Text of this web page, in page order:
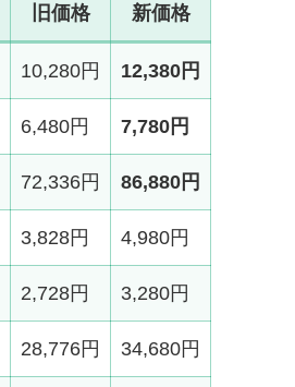
旧価格 新価格
10,280円 12,380円
6,480円 7,780円
72,336円 86,880円
3,828円 4,980円
2,728円 3,280円
28,776円 34,680円